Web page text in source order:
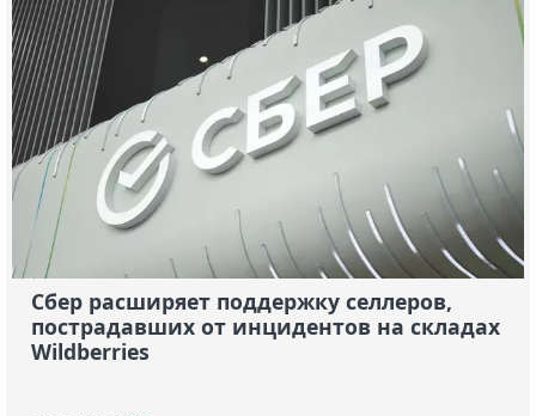
Сбер расширяет поддержку селлеров,
пострадавших от инцидентов на складах
Wildberries